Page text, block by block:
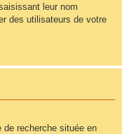
leur nom
des utilisateurs de votre
recherche située en